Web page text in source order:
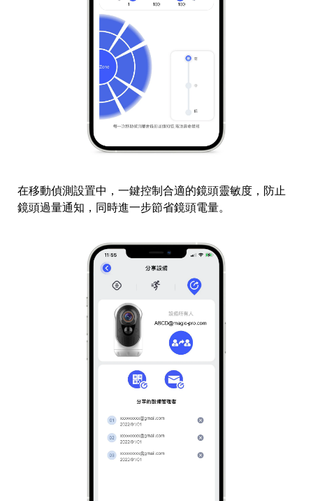
在移動偵測設置中，一鍵控制合適的鏡頭靈敏度，防止
鏡頭過量通知，同時進一步節省鏡頭電量。